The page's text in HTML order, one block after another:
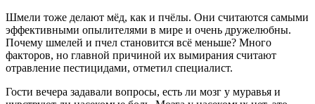
Шмели тоже делают мёд, как и пчёлы. Они считаются самыми
эффективными опылителями в мире и очень дружелюбны.
Почему шмелей и пчел становится всё меньше? Много
факторов, но главной причиной их вымирания считают
отравление пестицидами, отметил специалист.
Гости вечера задавали вопросы, есть ли мозг у муравья и